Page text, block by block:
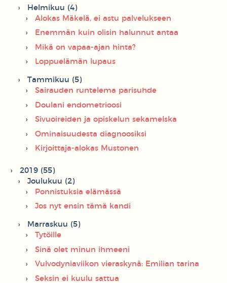
Helmikuu (4)
Alokas Mäkelä, ei astu palvelukseen
Enemmän kuin olisin halunnut antaa
Mikä on vapaa-ajan hinta?
Loppuelämän lupaus
Tammikuu (5)
Sairauden runtelema parisuhde
Doulani endometrioosi
Sivuoireiden ja opiskelun sekamelska
Ominaisuudesta diagnoosiksi
Kirjoittaja-alokas Mustonen
2019 (55)
Joulukuu (2)
Ponnistuksia elämässä
Jos nyt ensin tämä kandi
Marraskuu (5)
Tytöille
Sinä olet minun ihmeeni
Vulvodyniaviikon vieraskynä: Emilian tarina
Seksin ei kuulu sattua